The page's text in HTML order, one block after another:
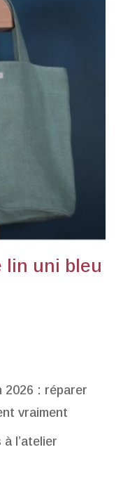
lin uni bleu
: réparer
vraiment
l’atelier